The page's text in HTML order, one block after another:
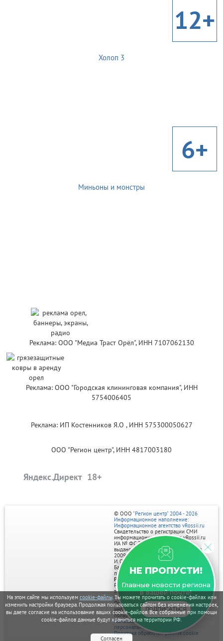
На этом сайте мы используем cookie-файлы. Вы можете прочитать о cookie-файлах или
изменить настройки браузера. Продолжая пользоваться сайтом без изменения настроек,
вы даете согласие на использование ваших cookie-файлов. Все собранные при помощи
cookie-файлов данные будут храниться на территории РФ.
Согласен
12+
Холоп 3
6+
Миньоны и монстры
Реклама: ООО "Медиа Траст Орёл", ИНН 7107062130
Реклама: ООО "Городская клининговая компания", ИНН
5754006405
Реклама: ИП Костенников Я.О , ИНН 575300050627
ООО "Регион центр", ИНН 4817003180
Яндекс.Директ
НЕ ПРОПУСТИ!
Главные новости региона
в вашей почте!
ПОДПИСАТЬСЯ
© ООО "Регион центр" 2004 - 2026
Информационное наполнение:
Информационное агентство vRossii.ru
Свидетельство о регистрации СМИ
информационного агентства vRossii.ru
ИА № ФС 77‑35502
выдано РОСКОМНАДЗОРом 04 марта
2009г.
И. О. Главного редактора Нарыков А. Н.
Баннеры на портале размещаются на
правах рекламы.
Реклама на портале:
Рекламное агентство "Умный маркетинг"
тел. 7-910-267-70-40,
email: umnyy.marketing@yandex.ru
Отдельные публикации могут содержать
информацию, не предназначенную для
пользователей до 18 лет.
Политика в отношении обработки
персональных данных
Политика обработки файлов cookie